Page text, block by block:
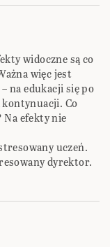
widoczne są co
więc jest
na edukacji się po
Co
Na efekty nie
uczeń.
dyrektor.